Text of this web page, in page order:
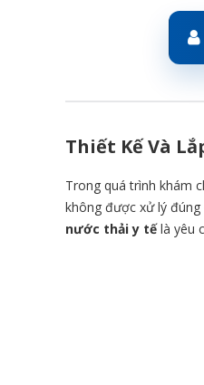
Thiết Kế Và
Trong quá trình khám
không được xử lý đúng
nước thải y tếlà yêu